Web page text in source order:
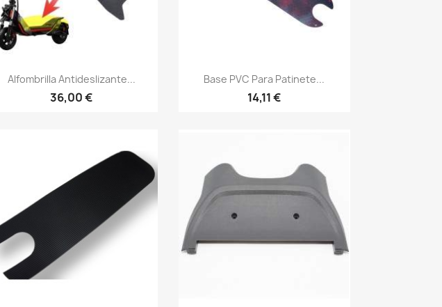
Vista rápida
Alfombrilla Antideslizante...
36,00 €
Vista rápida
Base PVC Para Patinete...
14,11 €